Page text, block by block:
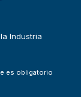
Industria
es obligatorio